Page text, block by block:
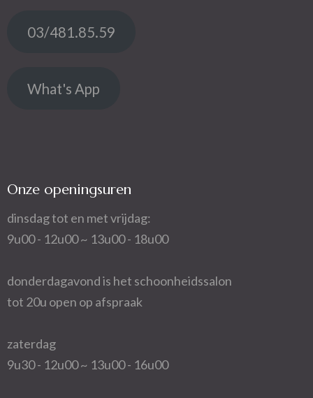
03/481.85.59
What's App
Onze openingsuren
dinsdag tot en met vrijdag:
9u00 - 12u00 ~ 13u00 - 18u00
donderdagavond is het schoonheidssalon
tot 20u open op afspraak
zaterdag
9u30 - 12u00 ~ 13u00 - 16u00